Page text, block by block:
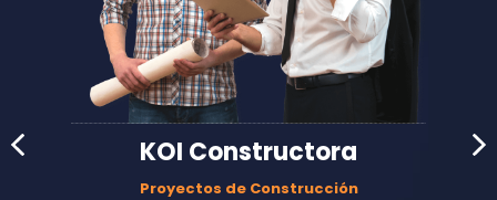
KOI Constructora
Proyectos de Construcción